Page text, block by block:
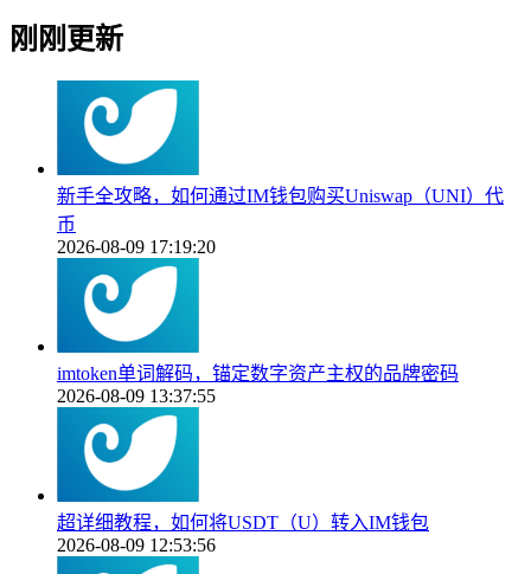
刚刚更新
新手全攻略，如何通过IM钱包购买Uniswap（UNI）代
币
2026-08-09 17:19:20
imtoken单词解码，锚定数字资产主权的品牌密码
2026-08-09 13:37:55
超详细教程，如何将USDT（U）转入IM钱包
2026-08-09 12:53:56